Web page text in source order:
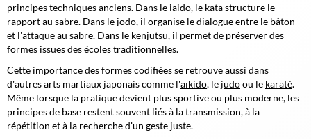
principes techniques anciens. Dans le iaido, le kata structure le
rapport au sabre. Dans le jodo, il organise le dialogue entre le bâton
et l'attaque au sabre. Dans le kenjutsu, il permet de préserver des
formes issues des écoles traditionnelles.
Cette importance des formes codifiées se retrouve aussi dans
d'autres arts martiaux japonais comme l'aïkido, le judoou le karaté.
Même lorsque la pratique devient plus sportive ou plus moderne, les
principes de base restent souvent liés à la transmission, à la
répétition et à la recherche d'un geste juste.